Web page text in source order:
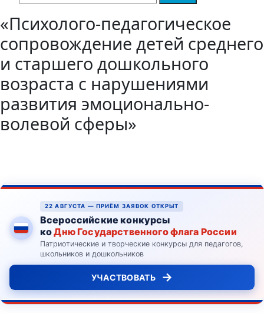
«Психолого-педагогическое
сопровождение детей среднего
и старшего дошкольного
возраста с нарушениями
развития эмоционально-
волевой сферы»
22 АВГУСТА — ПРИЁМ ЗАЯВОК ОТКРЫТ
Всероссийские конкурсы
коДню Государственного флага России
Патриотические и творческие конкурсы для педагогов,
школьников и дошкольников
УЧАСТВОВАТЬ →